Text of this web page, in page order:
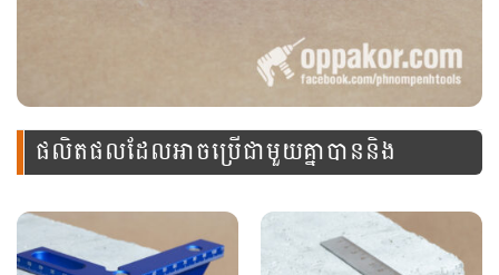
ផលិតផលដែលអាចប្រើជាមួយគ្នាបាននិង